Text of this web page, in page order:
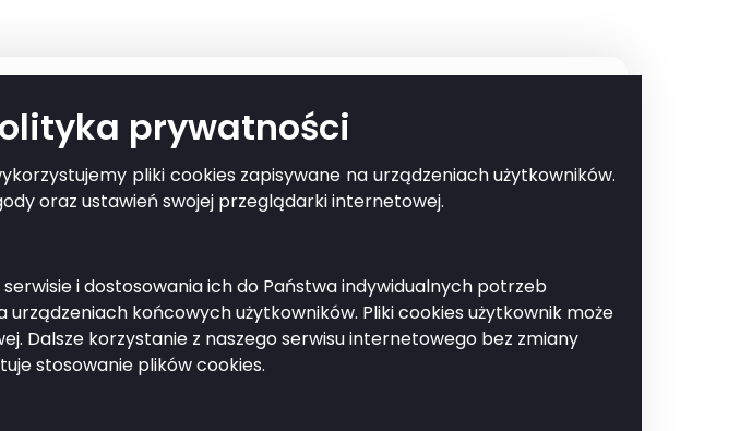
prywatności
pliki cookies zapisywane na urządzeniach użytkowników.
oraz ustawień swojej przeglądarki internetowej.
i dostosowania ich do Państwa indywidualnych potrzeb
końcowych użytkowników. Pliki cookies użytkownik może
Dalsze korzystanie z naszego serwisu internetowego bez zmiany
stosowanie plików cookies.
Drukuj
gmin poprzez portale mapowe.